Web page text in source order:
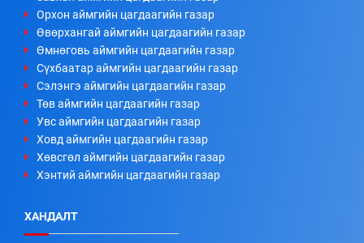
Орхон аймгийн цагдаагийн газар
Өвөрхангай аймгийн цагдаагийн газар
Өмнөговь аймгийн цагдаагийн газар
Сүхбаатар аймгийн цагдаагийн газар
Сэлэнгэ аймгийн цагдаагийн газар
Төв аймгийн цагдаагийн газар
Увс аймгийн цагдаагийн газар
Ховд аймгийн цагдаагийн газар
Хөвсгөл аймгийн цагдаагийн газар
Хэнтий аймгийн цагдаагийн газар
ХАНДАЛТ